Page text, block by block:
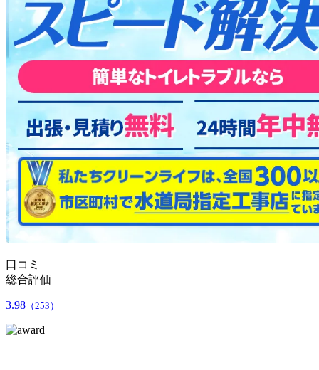
口コミ
総合評価
3.98 （253）